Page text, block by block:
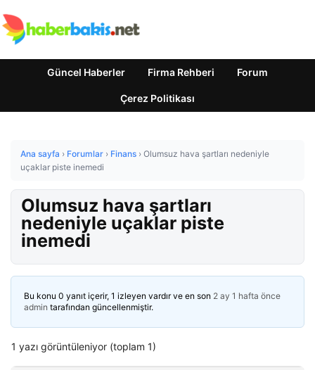
Güncel Haberler Firma Rehberi Forum
Çerez Politikası
Ana sayfa › Forumlar › Finans › Olumsuz hava şartları nedeniyle
uçaklar piste inemedi
Olumsuz hava şartları
nedeniyle uçaklar piste
inemedi
Bu konu 0 yanıt içerir, 1 izleyen vardır ve en son 2 ay 1 hafta önce
admin tarafından güncellenmiştir.
1 yazı görüntüleniyor (toplam 1)